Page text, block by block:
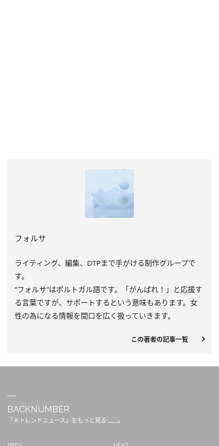
フォルサ
ライティング、編集、DTPまで手がける制作グループで
す。
“フォルサ”はポルトガル語です。「がんばれ！」と応援す
る言葉ですが、サポートするという意味もあります。女
性の為になる情報を間口を広く扱っていきます。
この著者の記事一覧
BACKNUMBER
「＃トレンドニュース」をもっと見る